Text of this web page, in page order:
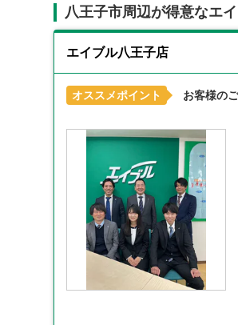
八王子市周辺が得意なエ
エイブル八王子店
オススメポイント お客様の